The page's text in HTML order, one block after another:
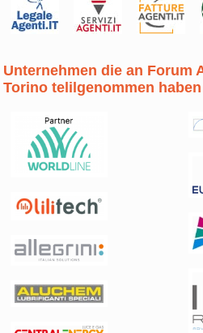
Unternehmen die an Forum
Torino telilgenommen haben